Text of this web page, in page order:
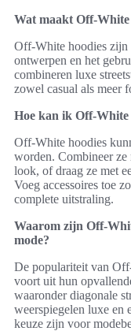
Wat maakt Off-White
Off-White hoodies zijn
ontwerpen en het
combineren luxe
zowel casual als meer
Hoe kan ik Off-White
Off-White hoodies
worden. Combineer ze
look, of draag ze met
Voeg accessoires toe
complete uitstraling.
Waarom zijn Off-
mode?
De populariteit van
voort uit hun
waaronder diagonale
weerspiegelen luxe en
keuze zijn voor